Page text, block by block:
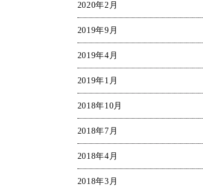
2020年2月
2019年9月
2019年4月
2019年1月
2018年10月
2018年7月
2018年4月
2018年3月